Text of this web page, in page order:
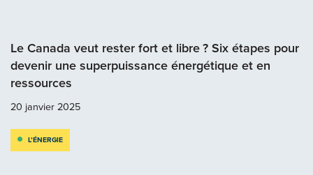
Le Canada veut rester fort et libre ? Six étapes pour
devenir une superpuissance énergétique et en
ressources
20 janvier 2025
L’ÉNERGIE